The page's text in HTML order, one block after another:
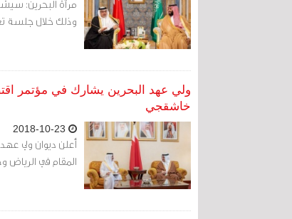
مرآة البحرين:
وذلك خلال جلسة
ولي عهد البحرين يشارك في مؤتمر
خاشقجي
أعلن ديوان ولي
المقام في